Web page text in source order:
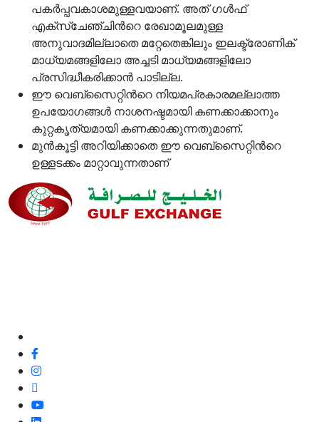
പകര്‍പ്പവകാശമുള്ളവയാണ്. അത് ഗള്‍ഫ്
എക്സ്ചേഞ്ചിന്‍റെ രേഖാമൂലമുള്ള
അനുവാദമില്ലാതെ മറ്റേതെങ്കിലും ഇലക്ട്രോണിക്
മാധ്യമങ്ങളിലോ അച്ചടി മാധ്യമങ്ങളിലോ
പ്രസിദ്ധീകരിക്കാന്‍ പാടില്ല.
ഈ വെബ്സൈറ്റിന്‍റെ നിയമപ്രകാരമല്ലാത്ത
ഉപയോഗങ്ങള്‍ നാശനഷ്ടമായി കണക്കാക്കാനും
കുറ്റകൃത്യമായി കണക്കാക്കുന്നതുമാണ്.
മുന്‍കൂട്ടി അറിയിക്കാതെ ഈ വെബ്സൈറ്റിന്‍റെ
ഉള്ളടക്കം മാറ്റാവുന്നതാണ്